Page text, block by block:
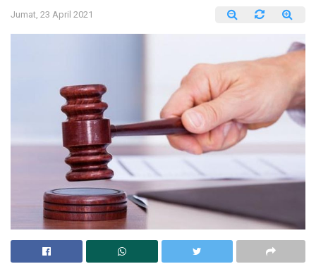
Jumat, 23 April 2021